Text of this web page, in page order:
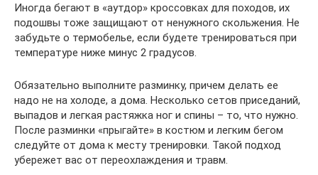
Иногда бегают в «аутдор» кроссовках для походов, их
подошвы тоже защищают от ненужного скольжения. Не
забудьте о термобелье, если будете тренироваться при
температуре ниже минус 2 градусов.
Обязательно выполните разминку, причем делать ее
надо не на холоде, а дома. Несколько сетов приседаний,
выпадов и легкая растяжка ног и спины – то, что нужно.
После разминки «прыгайте» в костюм и легким бегом
следуйте от дома к месту тренировки. Такой подход
убережет вас от переохлаждения и травм.